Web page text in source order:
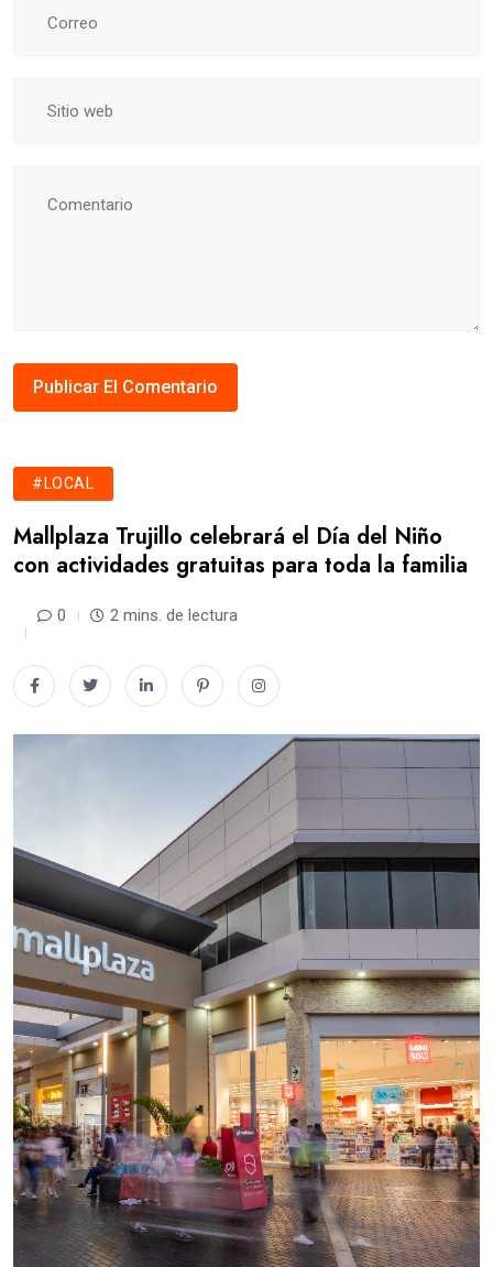
#LOCAL
Mallplaza Trujillo celebrará el Día del Niño
con actividades gratuitas para toda la familia
0 2 mins. de lectura